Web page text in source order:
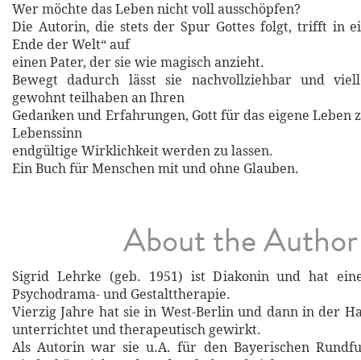
Wer möchte das Leben nicht voll ausschöpfen?
Die Autorin, die stets der Spur Gottes folgt, trifft in
Ende der Welt“ auf
einen Pater, der sie wie magisch anzieht.
Bewegt dadurch lässt sie nachvollziehbar und
gewohnt teilhaben an Ihren
Gedanken und Erfahrungen, Gott für das eigene Leben
Lebenssinn
endgültige Wirklichkeit werden zu lassen.
Ein Buch für Menschen mit und ohne Glauben.
About the Author
Sigrid Lehrke (geb. 1951) ist Diakonin und hat
Psychodrama- und Gestalttherapie.
Vierzig Jahre hat sie in West-Berlin und dann in der
unterrichtet und therapeutisch gewirkt.
Als Autorin war sie u.A. für den Bayerischen